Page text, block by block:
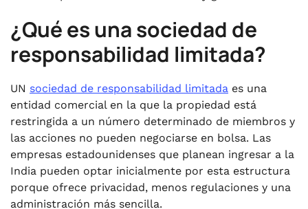
Preguntas frecuentes
¿Qué es una sociedad de
responsabilidad limitada?
UN sociedad de responsabilidad limitada es una
entidad comercial en la que la propiedad está
restringida a un número determinado de miembros y
las acciones no pueden negociarse en bolsa. Las
empresas estadounidenses que planean ingresar a la
India pueden optar inicialmente por esta estructura
porque ofrece privacidad, menos regulaciones y una
administración más sencilla.